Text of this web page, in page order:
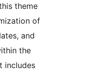
theme
of
and
the
includes